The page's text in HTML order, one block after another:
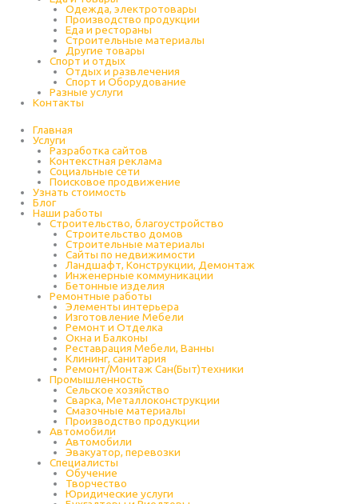
Одежда, электротовары
Производство продукции
Еда и рестораны
Строительные материалы
Другие товары
Спорт и отдых
Отдых и развлечения
Спорт и Оборудование
Разные услуги
Контакты
Главная
Услуги
Разработка сайтов
Контекстная реклама
Социальные сети
Поисковое продвижение
Узнать стоимость
Блог
Наши работы
Строительство, благоустройство
Строительство домов
Строительные материалы
Сайты по недвижимости
Ландшафт, Конструкции, Демонтаж
Инженерные коммуникации
Бетонные изделия
Ремонтные работы
Элементы интерьера
Изготовление Мебели
Ремонт и Отделка
Окна и Балконы
Реставрация Мебели, Ванны
Клининг, санитария
Ремонт/Монтаж Сан(Быт)техники
Промышленность
Cельское хозяйство
Сварка, Металлоконструкции
Cмазочные материалы
Производство продукции
Автомобили
Автомобили
Эвакуатор, перевозки
Специалисты
Обучение
Творчество
Юридические услуги